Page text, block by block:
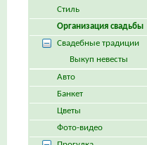
Стиль
Организация свадьбы
Свадебные традиции
Выкуп невесты
Авто
Банкет
Цветы
Фото-видео